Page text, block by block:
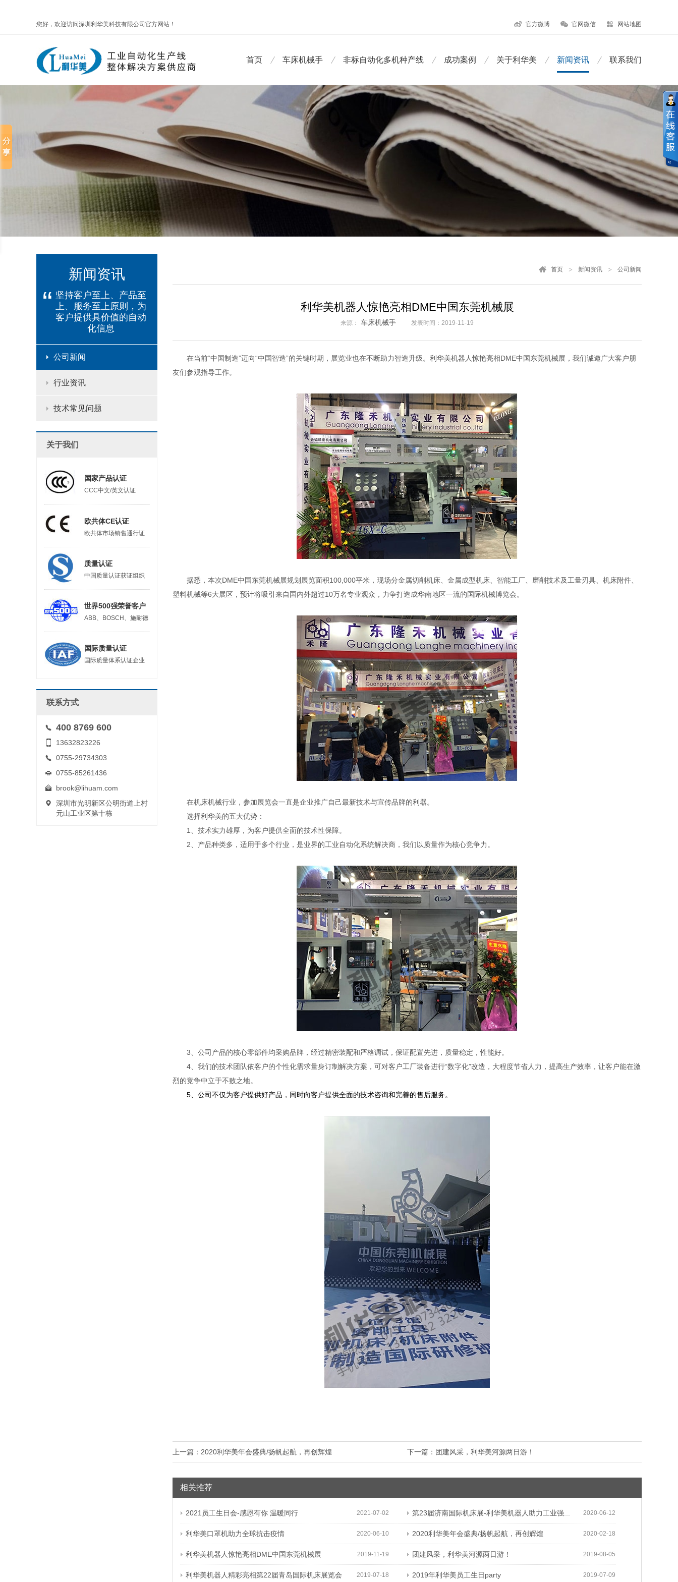
您好，欢迎访问深圳利华美科技有限公司官方网站！ 官方微博 官网微信 网站地图
首页 车床机械手 非标自动化多机种产线 成功案例 关于利华美 新闻资讯 联系我们
新闻资讯
“ 坚持客户至上、产品至
上、服务至上原则，为
客户提供具价值的自动
化信息
公司新闻
行业资讯
技术常见问题
关于我们
国家产品认证
CCC中文/英文认证
欧共体CE认证
欧共体市场销售通行证
质量认证
中国质量认证获证组织
世界500强荣誉客户
ABB、BOSCH、施耐德
国际质量认证
国际质量体系认证企业
联系方式
400 8769 600
13632823226
0755-29734303
0755-85261436
brook@lihuam.com
深圳市光明新区公明街道上村
元山工业区第十栋
首页 新闻资讯 公司新闻
利华美机器人惊艳亮相DME中国东莞机械展
来源： 车床机械手 发表时间：2019-11-19
在当前“中国制造”迈向“中国智造”的关键时期，展览业也在不断助力智造升级。利华美机器人惊艳亮相DME中国东莞机械展，我们诚邀广大客户朋
友们参观指导工作。
据悉，本次DME中国东莞机械展规划展览面积100,000平米，现场分金属切削机床、金属成型机床、智能工厂、磨削技术及工量刃具、机床附件、
塑料机械等6大展区，预计将吸引来自国内外超过10万名专业观众，力争打造成华南地区一流的国际机械博览会。
在机床机械行业，参加展览会一直是企业推广自己最新技术与宣传品牌的利器。
选择利华美的五大优势：
1、技术实力雄厚，为客户提供全面的技术性保障。
2、产品种类多，适用于多个行业，是业界的工业自动化系统解决商，我们以质量作为核心竞争力。
3、公司产品的核心零部件均采购品牌，经过精密装配和严格调试，保证配置先进，质量稳定，性能好。
4、我们的技术团队依客户的个性化需求量身订制解决方案，可对客户工厂装备进行“数字化”改造，大程度节省人力，提高生产效率，让客户能在激
烈的竞争中立于不败之地。
5、公司不仅为客户提供好产品，同时向客户提供全面的技术咨询和完善的售后服务。
下一篇： 团建风采，利华美河源两日游！
上一篇： 2020利华美年会盛典/扬帆起航，再创辉煌
相关推荐
2021-07-02
2021员工生日会-感恩有你 温暖同行 2020-06-12
第23届济南国际机床展-利华美机器人助力工业强...
2020-06-10
利华美口罩机助力全球抗击疫情 2020-02-18
2020利华美年会盛典/扬帆起航，再创辉煌
2019-11-19
利华美机器人惊艳亮相DME中国东莞机械展 2019-08-05
团建风采，利华美河源两日游！
2019-07-18
利华美机器人精彩亮相第22届青岛国际机床展览会 2019-07-09
2019年利华美员工生日party